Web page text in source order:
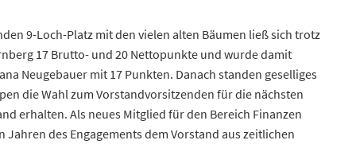
9-Loch-Platz mit den vielen alten Bäumen ließ sich trotz
17 Brutto- und 20 Nettopunkte und wurde damit
Neugebauer mit 17 Punkten. Danach standen geselliges
die Wahl zum Vorstandvorsitzenden für die nächsten
erhalten. Als neues Mitglied für den Bereich Finanzen
des Engagements dem Vorstand aus zeitlichen